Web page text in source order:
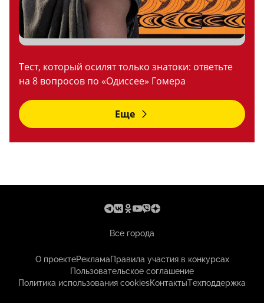
Тест, который осилят только знатоки: ответьте
на 8 вопросов по «Одиссее» Гомера
Еще
Все города
О проектеРекламаПравила участия в конкурсах
Пользовательское соглашение
Политика использования cookiesКонтактыТехподдержка